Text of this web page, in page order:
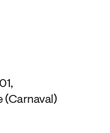
(Carnaval)